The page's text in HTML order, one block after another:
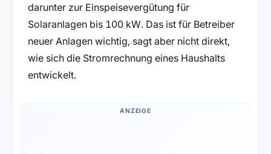
darunter zur Einspeisevergütung für
Solaranlagen bis 100 kW. Das ist für Betreiber
neuer Anlagen wichtig, sagt aber nicht direkt,
wie sich die Stromrechnung eines Haushalts
entwickelt.
ANZEIGE